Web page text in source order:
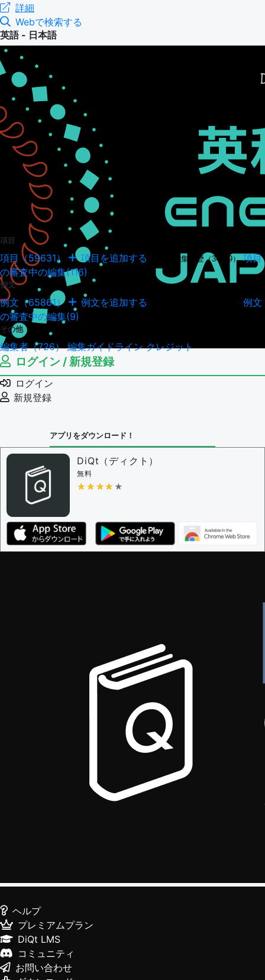
詳細
Webで検索する
英語 - 日本語
項目
項目（59631） 項目を追加する 項目の編集履歴（34949） 項目
の審査中の編集(116)
例文
例文（65861） 例文を追加する
例文
の審査中の編集(9)
その他
編集者（726）編集ガイドラインクレジット
ログイン / 新規登録
ログイン
新規登録
アプリをダウンロード！
DiQt（ディクト）
無料
★★★★★
★★★★★
ヘルプ
プレミアムプラン
DiQt LMS
コミュニティ
お問い合わせ